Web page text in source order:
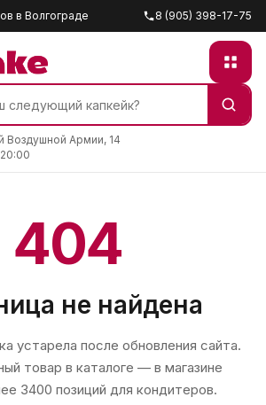
в Волгограде 8 (905) 398-17-75
Воздушной Армии, 14
404
не найдена
устарела после обновления сайта.
товар в каталоге — в магазине
3400 позиций для кондитеров.